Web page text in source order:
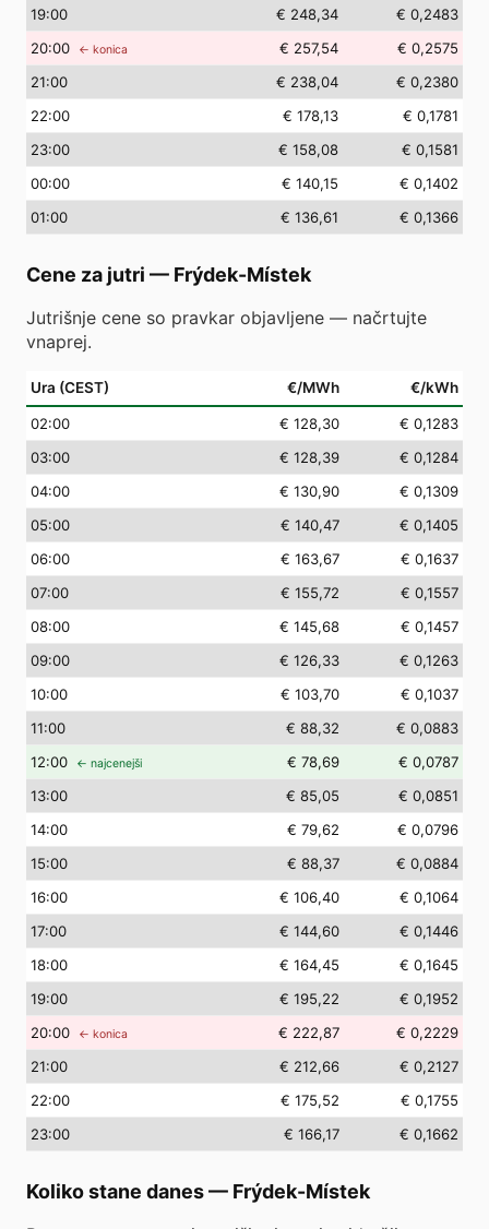
19:00 € 248,34
€ 0,2483
20:00 ← konica € 257,54
€ 0,2575
21:00 € 238,04
€ 0,2380
22:00 € 178,13
€ 0,1781
23:00 € 158,08
€ 0,1581
00:00 € 140,15
€ 0,1402
01:00 € 136,61 € 0,1366
Cene za jutri — Frýdek-Místek
Jutrišnje cene so pravkar objavljene — načrtujte
vnaprej.
Ura (CEST) €/MWh €/kWh
02:00 € 128,30
€ 0,1283
03:00 € 128,39
€ 0,1284
04:00 € 130,90
€ 0,1309
05:00 € 140,47
€ 0,1405
06:00 € 163,67
€ 0,1637
07:00 € 155,72
€ 0,1557
08:00 € 145,68
€ 0,1457
09:00 € 126,33
€ 0,1263
10:00 € 103,70
€ 0,1037
11:00 € 88,32
€ 0,0883
12:00 ← najcenejši € 78,69
€ 0,0787
13:00 € 85,05
€ 0,0851
14:00 € 79,62
€ 0,0796
15:00 € 88,37
€ 0,0884
16:00 € 106,40
€ 0,1064
17:00 € 144,60
€ 0,1446
18:00 € 164,45
€ 0,1645
19:00 € 195,22
€ 0,1952
20:00 ← konica € 222,87
€ 0,2229
21:00 € 212,66
€ 0,2127
22:00 € 175,52
€ 0,1755
23:00 € 166,17 € 0,1662
Koliko stane danes— Frýdek-Místek